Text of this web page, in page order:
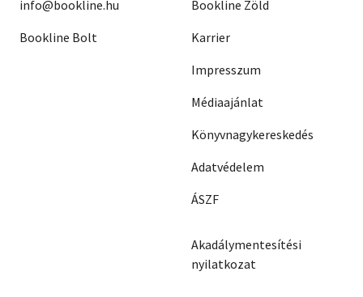
info@bookline.hu
Bookline Bolt
Bookline Zöld
Karrier
Impresszum
Médiaajánlat
Könyvnagykereskedés
Adatvédelem
ÁSZF
Akadálymentesítési
nyilatkozat